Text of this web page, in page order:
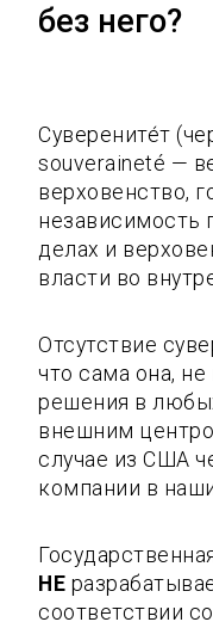
без него?
Суверените́т
souveraineté —
верховенство,
независимость
делах и
власти во
Отсутствие
что сама она,
решения в
внешним
случае из США
компании в
НЕ
соответствии